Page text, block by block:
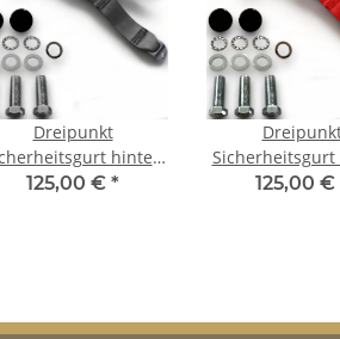
Dreipunkt
hinten
Bandschloss grau
125,00 € *
30cm125,00 €